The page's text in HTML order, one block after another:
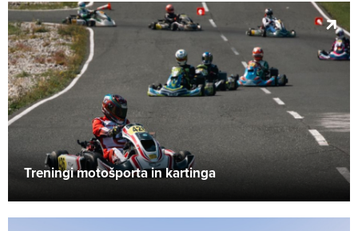
Treningi motošporta in kartinga